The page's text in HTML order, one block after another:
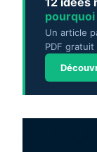
Un article
PDF gratuit